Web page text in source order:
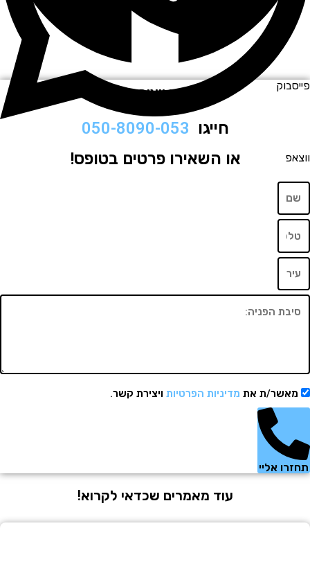
לתיאום ויצירת קשר
חייגו050-8090-053
או השאירו פרטים בטופס!
ת אתמדיניות הפרטיותויצירת קשר.
אליי
עוד מאמרים שכדאי לקרוא!